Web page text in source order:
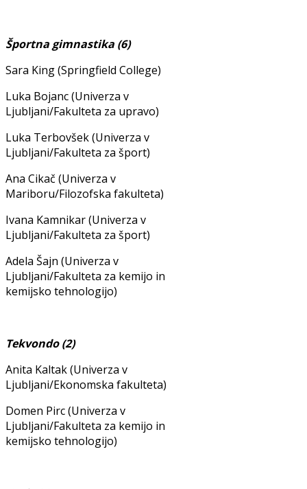
Športna gimnastika (6)
Sara King (Springfield College)
Luka Bojanc (Univerza v
Ljubljani/Fakulteta za upravo)
Luka Terbovšek (Univerza v
Ljubljani/Fakulteta za šport)
Ana Cikač (Univerza v
Mariboru/Filozofska fakulteta)
Ivana Kamnikar (Univerza v
Ljubljani/Fakulteta za šport)
Adela Šajn (Univerza v
Ljubljani/Fakulteta za kemijo in
kemijsko tehnologijo)
Tekvondo (2)
Anita Kaltak (Univerza v
Ljubljani/Ekonomska fakulteta)
Domen Pirc (Univerza v
Ljubljani/Fakulteta za kemijo in
kemijsko tehnologijo)